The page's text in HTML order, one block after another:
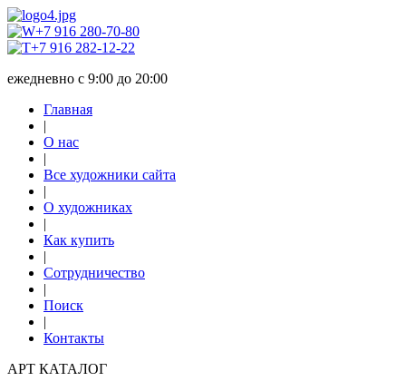
+7 916 280-70-80
+7 916 282-12-22
ежедневно с 9:00 до 20:00
Главная
|
О нас
|
Все художники сайта
|
О художниках
|
Как купить
|
Сотрудничество
|
Поиск
|
Контакты
АРТ КАТАЛОГ